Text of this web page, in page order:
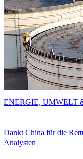
Dankt China für die
Analysten
ENERGIE, UMWELT